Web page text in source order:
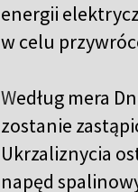
energii
w celu
Według mera
zostanie
Ukrzaliznycia
napęd